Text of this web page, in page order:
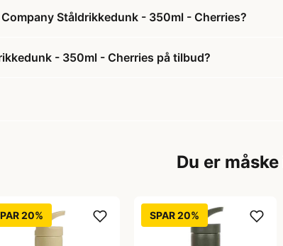
Ståldrikkedunk - 350ml - Cherries?
- 350ml - Cherries på tilbud?
Du er
20% SPAR 20%